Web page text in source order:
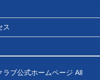
ス
ブ公式ホームページ All